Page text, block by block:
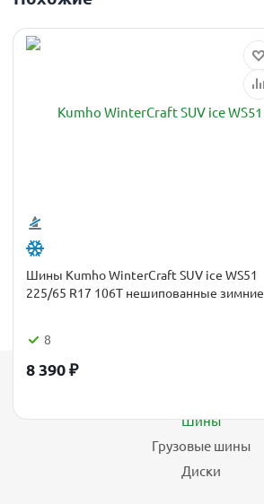
Шины Kumho WinterCraft SUV ice WS51
225/65 R17 106T нешипованные зимние
8
8 390₽
Шины
Грузовые шины
Диски